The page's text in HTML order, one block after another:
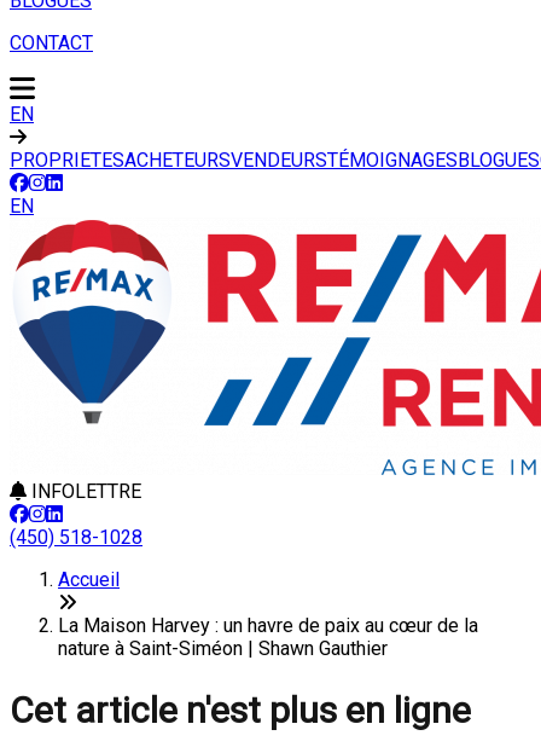
CONTACT
EN
PROPRIETESACHETEURSVENDEURSTÉMOIGNAGESBLOGUES
EN
INFOLETTRE
(450) 518-1028
Accueil
La Maison Harvey : un havre de paix au cœur de la
nature à Saint-Siméon | Shawn Gauthier
Cet article n'est plus en ligne